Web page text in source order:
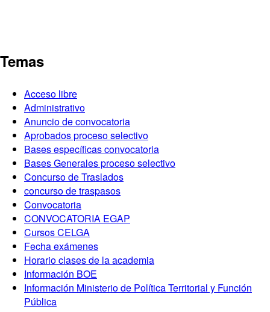
Temas
Acceso libre
Administrativo
Anuncio de convocatoria
Aprobados proceso selectivo
Bases específicas convocatoria
Bases Generales proceso selectivo
Concurso de Traslados
concurso de traspasos
Convocatoria
CONVOCATORIA EGAP
Cursos CELGA
Fecha exámenes
Horario clases de la academia
Información BOE
Información Ministerio de Política Territorial y Función
Pública